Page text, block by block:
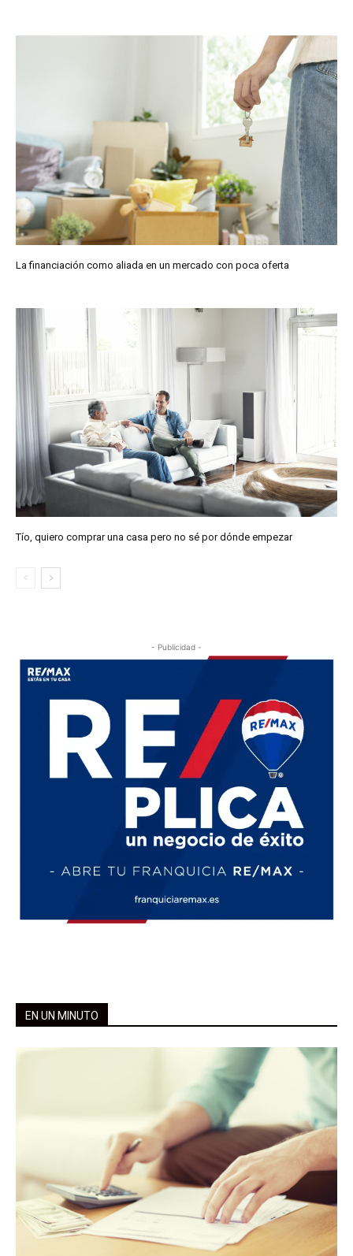
La financiación como aliada en un mercado con poca oferta
Tío, quiero comprar una casa pero no sé por dónde empezar
- Publicidad -
EN UN MINUTO